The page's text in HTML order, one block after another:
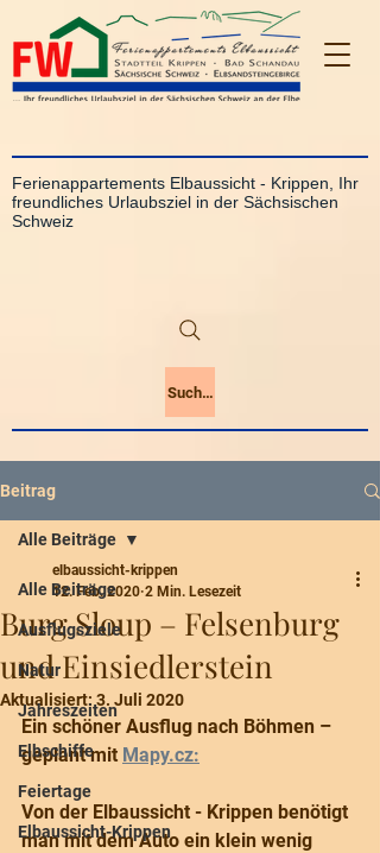
Ferienappartements Elbaussicht - Krippen, Ihr
freundliches Urlaubsziel in der Sächsischen
Schweiz
Suchen
Beitrag
Alle Beiträge
Ausflugsziele
Natur
Jahreszeiten
Elbschiffe
Feiertage
Elbaussicht-Krippen
Alle Beiträge
Burg Sloup – Felsenburg
und Einsiedlerstein
elbaussicht-krippen
12. Feb. 2020 2 Min. Lesezeit
Aktualisiert: 3. Juli 2020
Ein schöner Ausflug nach Böhmen –
geplant mit Mapy.cz:
Von der Elbaussicht - Krippen benötigt
man mit dem Auto ein klein wenig